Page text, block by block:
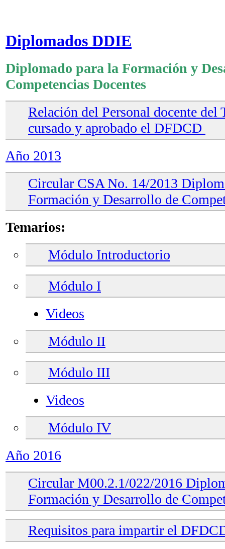
Diplomados DDIE
Diplomado para la Formación y
Competencias Docentes
Relación del Personal docente del
cursado y aprobado el DFDCD
Año 2013
Circular CSA No. 14/2013
Formación y Desarrollo de
Temarios:
Módulo Introductorio
Módulo I
Videos
Módulo II
Módulo III
Videos
Módulo IV
Año 2016
Circular M00.2.1/022/2016
Formación y Desarrollo de
Requisitos para impartir el